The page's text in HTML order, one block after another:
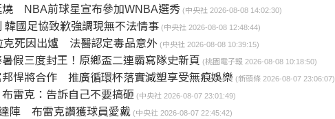
燒 NBA前球星宣布參加WNBA選秀 (中央社 2026-08-08 14:02:30)
韓國足協致歉強調現無不法情事 (中央社 2026-08-08 12:48:44)
克死因出爐 法醫認定毒品意外 (中央社 2026-08-08 10:39:15)
假三度封王！原鄉盃二連霸寫隊史新頁 (桃園電子報 2026-08-08 10:18:50)
邦悍將合作 推廣循環杯落實減塑享受無痕娛樂 (新頭條 2026-08-07 23:06:07)
雷克：告訴自己不要搞砸 (中央社 2026-08-07 23:01:49)
陣 布雷克讚獲球員愛戴 (中央社 2026-08-07 22:45:42)